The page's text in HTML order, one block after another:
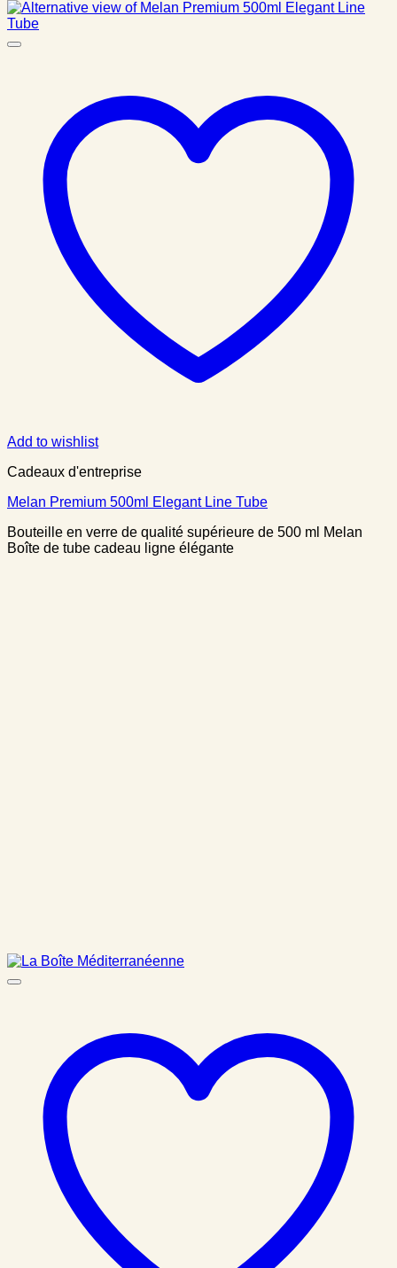
Add to wishlist
Cadeaux d'entreprise
Melan Premium 500ml Elegant Line Tube
Bouteille en verre de qualité supérieure de 500 ml Melan
Boîte de tube cadeau ligne élégante